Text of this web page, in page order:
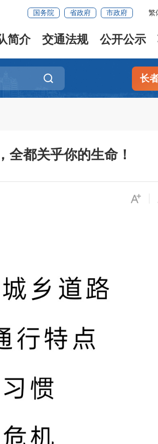
国务院 省政府 市政府 繁
简介 交通法规 公开公示
长
全都关乎你的生命！